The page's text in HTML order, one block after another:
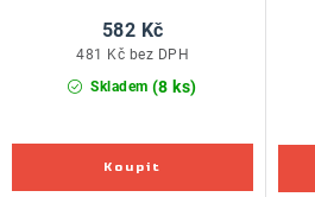
Skladem (8 ks)
481 Kč bez DPH
582 Kč